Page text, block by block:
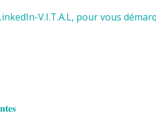
V.I.T.A.L, pour vous